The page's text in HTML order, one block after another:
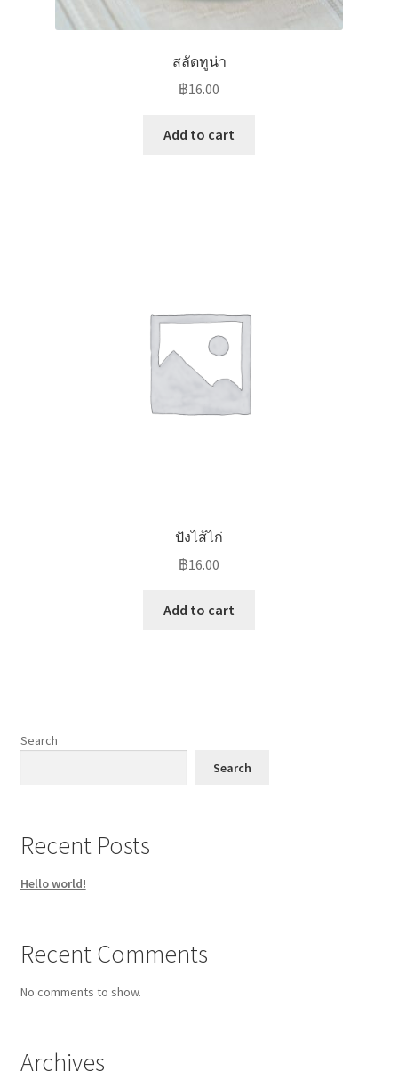
สลัดทูน่า
฿16.00
Add to cart
ปังไส้ไก่
฿16.00
Add to cart
Search
Search
Recent Posts
Hello world!
Recent Comments
No comments to show.
Archives